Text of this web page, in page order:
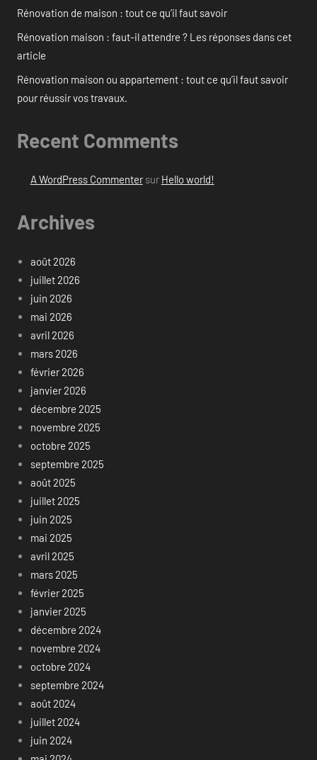
Rénovation de maison : tout ce qu’il faut savoir
Rénovation maison : faut-il attendre ? Les réponses dans cet
article
Rénovation maison ou appartement : tout ce qu’il faut savoir
pour réussir vos travaux.
Recent Comments
A WordPress Commentersur Hello world!
Archives
août 2026
juillet 2026
juin 2026
mai 2026
avril 2026
mars 2026
février 2026
janvier 2026
décembre 2025
novembre 2025
octobre 2025
septembre 2025
août 2025
juillet 2025
juin 2025
mai 2025
avril 2025
mars 2025
février 2025
janvier 2025
décembre 2024
novembre 2024
octobre 2024
septembre 2024
août 2024
juillet 2024
juin 2024